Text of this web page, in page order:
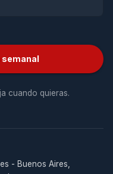
semanal
cuando quieras.
- Buenos Aires,